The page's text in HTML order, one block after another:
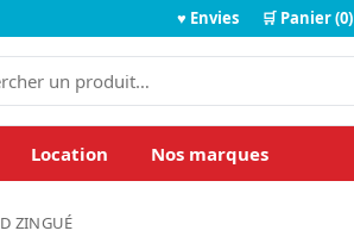
♥ Envies 🛒 Panier (0)
Location Nos marques
ZINGUÉ